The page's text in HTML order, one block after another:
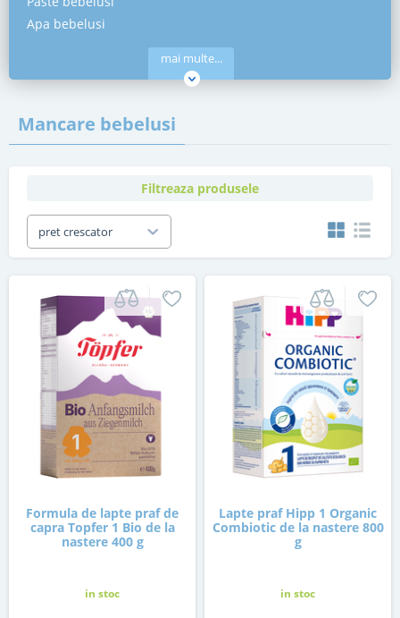
Apa bebelusi
mai multe...
Mancare bebelusi
Filtreaza produsele
pret crescator
Formula de lapte praf de
capra Topfer 1 Bio de la
nastere 400 g
in stoc
Lapte praf Hipp 1 Organic
Combiotic de la nastere 800
g
in stoc